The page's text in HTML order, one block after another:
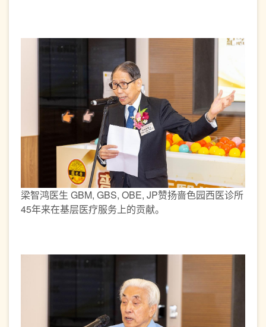
梁智鸿医生 GBM, GBS, OBE, JP赞扬啬色园西医诊所
45年来在基层医疗服务上的贡献。